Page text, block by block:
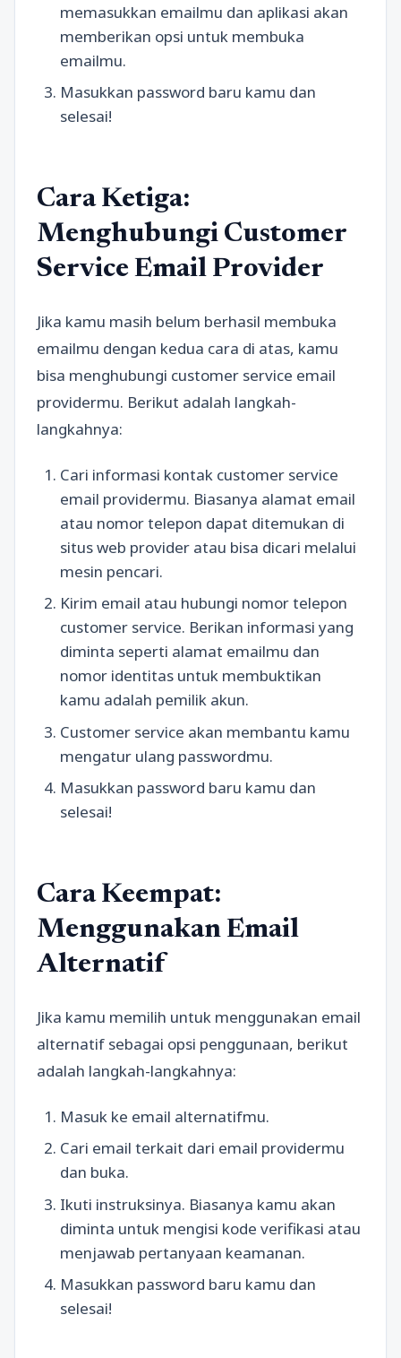
memasukkan emailmu dan aplikasi akan
memberikan opsi untuk membuka
emailmu.
Masukkan password baru kamu dan
selesai!
Cara Ketiga:
Menghubungi Customer
Service Email Provider
Jika kamu masih belum berhasil membuka
emailmu dengan kedua cara di atas, kamu
bisa menghubungi customer service email
providermu. Berikut adalah langkah-
langkahnya:
Cari informasi kontak customer service
email providermu. Biasanya alamat email
atau nomor telepon dapat ditemukan di
situs web provider atau bisa dicari melalui
mesin pencari.
Kirim email atau hubungi nomor telepon
customer service. Berikan informasi yang
diminta seperti alamat emailmu dan
nomor identitas untuk membuktikan
kamu adalah pemilik akun.
Customer service akan membantu kamu
mengatur ulang passwordmu.
Masukkan password baru kamu dan
selesai!
Cara Keempat:
Menggunakan Email
Alternatif
Jika kamu memilih untuk menggunakan email
alternatif sebagai opsi penggunaan, berikut
adalah langkah-langkahnya:
Masuk ke email alternatifmu.
Cari email terkait dari email providermu
dan buka.
Ikuti instruksinya. Biasanya kamu akan
diminta untuk mengisi kode verifikasi atau
menjawab pertanyaan keamanan.
Masukkan password baru kamu dan
selesai!